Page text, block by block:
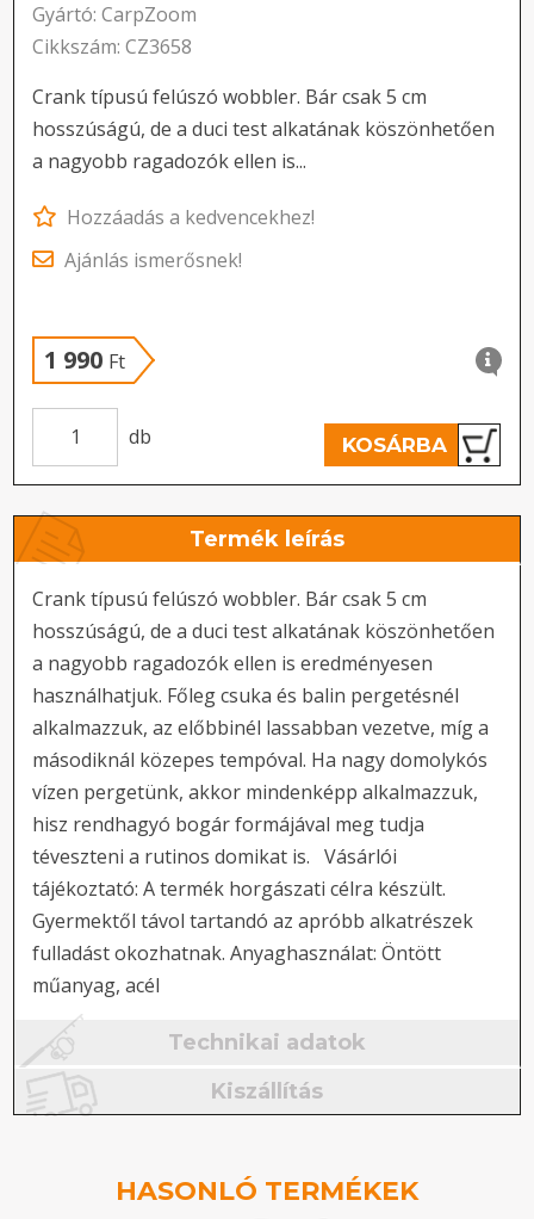
Gyártó: CarpZoom
Cikkszám: CZ3658
Crank típusú felúszó wobbler. Bár csak 5 cm
hosszúságú, de a duci test alkatának köszönhetően
a nagyobb ragadozók ellen is...
Hozzáadás a kedvencekhez!
Ajánlás ismerősnek!
1 990 Ft
db KOSÁRBA
Termék leírás
Crank típusú felúszó wobbler. Bár csak 5 cm
hosszúságú, de a duci test alkatának köszönhetően
a nagyobb ragadozók ellen is eredményesen
használhatjuk. Főleg csuka és balin pergetésnél
alkalmazzuk, az előbbinél lassabban vezetve, míg a
másodiknál közepes tempóval. Ha nagy domolykós
vízen pergetünk, akkor mindenképp alkalmazzuk,
hisz rendhagyó bogár formájával meg tudja
téveszteni a rutinos domikat is. Vásárlói
tájékoztató: A termék horgászati célra készült.
Gyermektől távol tartandó az apróbb alkatrészek
fulladást okozhatnak. Anyaghasználat: Öntött
műanyag, acél
Technikai adatok
Kiszállítás
HASONLÓ TERMÉKEK